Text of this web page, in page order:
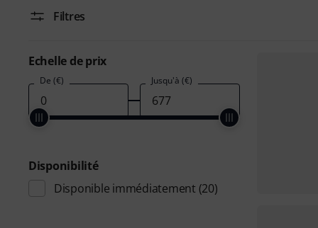
Filtres
Echelle de prix
De (€) Jusqu'à (€)
Disponibilité
Disponible immédiatement (20)